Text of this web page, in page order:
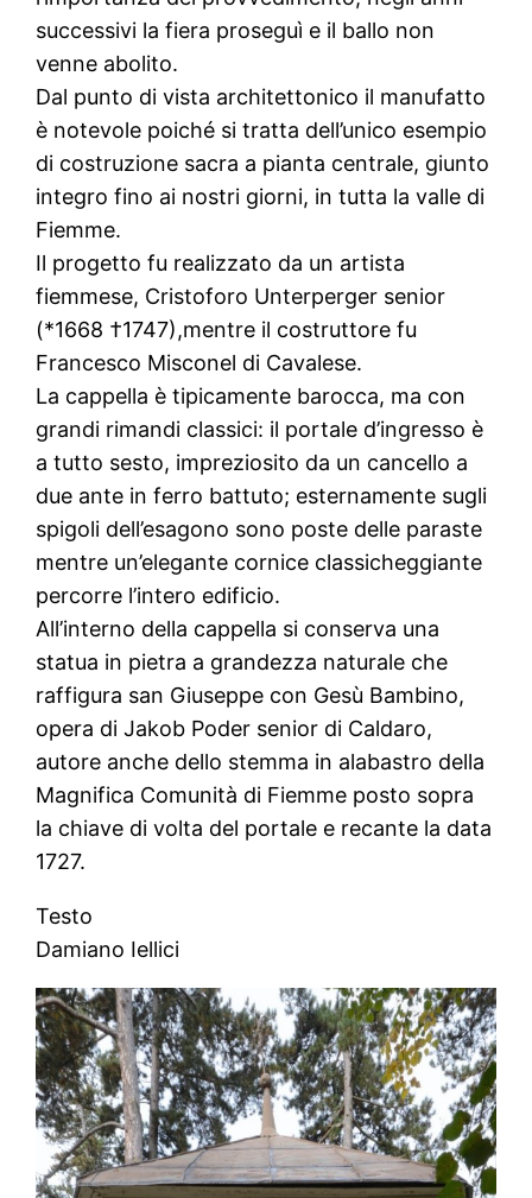
successivi la fiera proseguì e il ballo non
venne abolito.
Dal punto di vista architettonico il manufatto
è notevole poiché si tratta dell’unico esempio
di costruzione sacra a pianta centrale, giunto
integro fino ai nostri giorni, in tutta la valle di
Fiemme.
Il progetto fu realizzato da un artista
fiemmese, Cristoforo Unterperger senior
(*1668 †1747),mentre il costruttore fu
Francesco Misconel di Cavalese.
La cappella è tipicamente barocca, ma con
grandi rimandi classici: il portale d’ingresso è
a tutto sesto, impreziosito da un cancello a
due ante in ferro battuto; esternamente sugli
spigoli dell’esagono sono poste delle paraste
mentre un’elegante cornice classicheggiante
percorre l’intero edificio.
All’interno della cappella si conserva una
statua in pietra a grandezza naturale che
raffigura san Giuseppe con Gesù Bambino,
opera di Jakob Poder senior di Caldaro,
autore anche dello stemma in alabastro della
Magnifica Comunità di Fiemme posto sopra
la chiave di volta del portale e recante la data
1727.
Testo
Damiano Iellici